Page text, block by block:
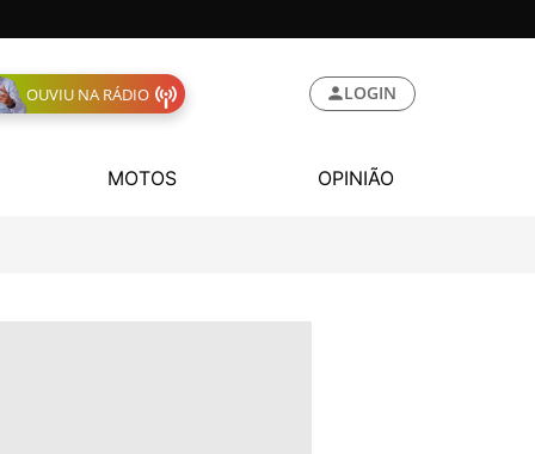
OUVIU NA RÁDIO LOGIN
MOTOS OPINIÃO